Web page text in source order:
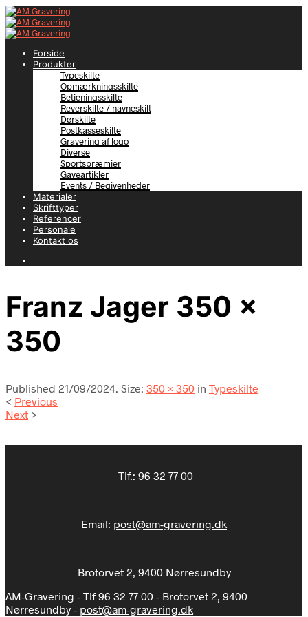
Forside
Produkter
Typeskilte
Opmærkningsskilte
Betjeningsskilte
Reverskilte / navneskilt
Dørskilte
Postkasseskilte
Gravering af logo
Diverse
Sportspræmier
Gaveartikler
Events / Begivenheder
Materialer
Skrifttyper
Referencer
Personale
Kontakt os
Franz Jager 350 x
350
Published 21/09/2024. Size: 350 × 350 in Typeskilte
< Previous
Next >
Tlf.: 96 32 77 00
Email: post@am-gravering.dk
Brotorvet 2, 9400 Nørresundby
AM-Gravering - Tlf 96 32 77 00 - Brotorvet 2, 9400
Nørresundby - post@am-gravering.dk